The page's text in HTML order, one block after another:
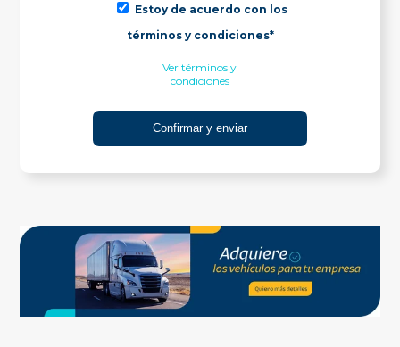
Estoy de acuerdo con los
términos y condiciones*
Ver términos y
condiciones